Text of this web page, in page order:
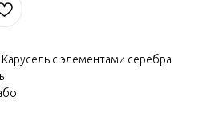
с элементами серебра